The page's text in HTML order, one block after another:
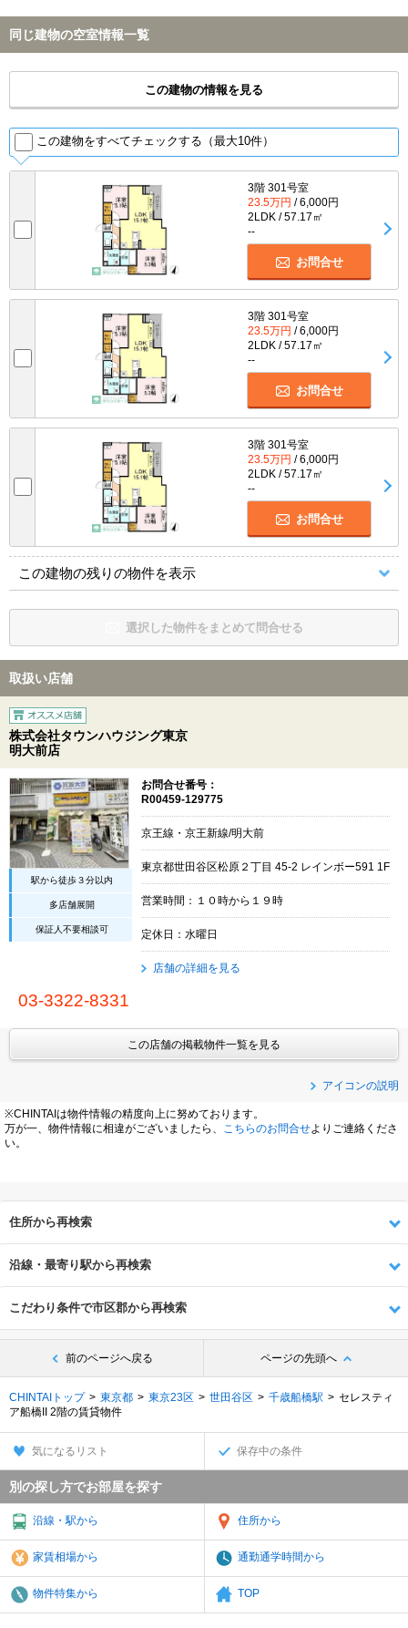
同じ建物の空室情報一覧
この建物の情報を見る
この建物をすべてチェックする（最大10件）
3階 301号室
23.5万円 / 6,000円
2LDK / 57.17㎡
--
お問合せ
3階 301号室
23.5万円 / 6,000円
2LDK / 57.17㎡
--
お問合せ
3階 301号室
23.5万円 / 6,000円
2LDK / 57.17㎡
--
お問合せ
この建物の残りの物件を表示
選択した物件をまとめて問合せる
取扱い店舗
株式会社タウンハウジング東京
明大前店
駅から徒歩３分以内
多店舗展開
保証人不要相談可
お問合せ番号：
R00459-129775
京王線・京王新線/明大前
東京都世田谷区松原２丁目 45-2 レインボー591 1F
営業時間：１０時から１９時
定休日：水曜日
店舗の詳細を見る
03-3322-8331
この店舗の掲載物件一覧を見る
アイコンの説明
※CHINTAIは物件情報の精度向上に努めております。
万が一、物件情報に相違がございましたら、
こちらのお問合せよりご連絡くださ
い。
住所から再検索
沿線・最寄り駅から再検索
こだわり条件で市区郡から再検索
前のページへ戻る ページの先頭へ
CHINTAIトップ 東京都 東京23区 世田谷区 千歳船橋駅
セレスティ
ア船橋II 2階の賃貸物件
気になるリスト 保存中の条件
別の探し方でお部屋を探す
沿線・駅から 住所から
家賃相場から 通勤通学時間から
物件特集から TOP